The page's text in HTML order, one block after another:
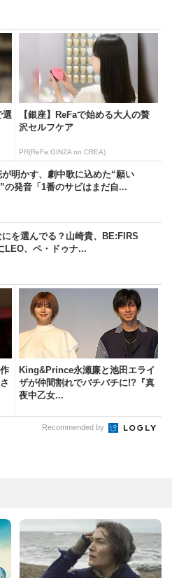
選
【銀座】ReFaで始める大人の贅
沢セルフケア
PR(ReFa GINZA on CREA)
明かす、劇中歌に込めた“願い
の発音「1番のサビはまだ自...
を選んでる？山崎貴、BE:FIRS
LEO、ペ・ドゥナ...
King&Prince永瀬廉と池田エライ
ザが仲間割れでバチバチに!?『真
夜中乙女...
Recommended by